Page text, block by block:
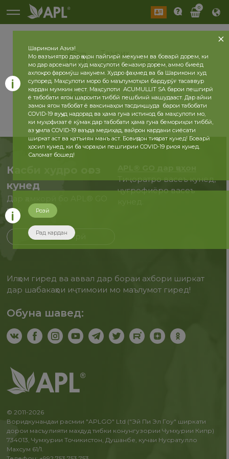
0
Таърих
2026 сол 2025 сол
бозгашт
Касби худро оғоз
кунед
Дар ҳамкорӣ бо APL® GO
ҳоло
Бақайдгирӣ
Тиҷоратро васеъ кунед,
ҷуғрофиёро васеъ
Илҳом гиред ва аввал дар бораи ахбори ширкат
дар шабакаҳои иҷтимоии мо маълумот гиред!
Обуна шавед:
© 2011-2026
Воридкунандаи расмии "APLGO" Ltd ("Эй Пи Эл Гоу" ширкати
дорои масъулияти махдуд тибки конунгузории Чумхурии Кипр)
734013, Чумхурии Точикистон, Душанбе, кучаи Нусратулло
Махсум 61/1.
Шарикони Азиз!
Мо вазъиятро дар ҷаҳон пайгирӣ мекунем ва боварӣ дорем, ки
мо дар арсенали худ маҳсулоти беназир дорем, аммо биеёд
ахлоқро фаромӯш накунем. Худро фаҳмед ва ба Шарикони худ
супоред. Маҳсулоти моро бо маълумотҳои бардурӯғ тасаввур
кардан мумкин нест. Маҳсулоти ACUMULLIT SA барои пешгирӣ
ё табобати ягон шароити тиббӣ пешбинӣ нашудааст. Дар айни
замон ягон табобат ё ваксинаҳои тасдиқшуда барои табобати
COVID-19 вуҷуд надорад ва ҳама гуна истинод ба маҳсулоти мо,
ки муҳофизат ё кӯмак дар табобати ҳама гуна бемориҳои тиббӣ,
аз ҷумла COVID-19 ваъда медиҳад, вайрон кардани сиёсати
ширкат аст ва қатъиян манъ аст. Бовиҷдон тиҷорат кунед! Боварӣ
ҳосил кунед, ки ба чораҳои пешгирии COVID-19 риоя кунед.
Саломат бошед!
Розӣ
Рад кардан